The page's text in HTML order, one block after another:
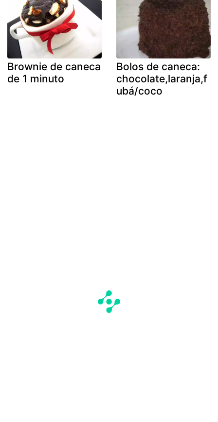
Brownie de caneca
de 1 minuto
Bolos de caneca:
chocolate,laranja,f
ubá/coco